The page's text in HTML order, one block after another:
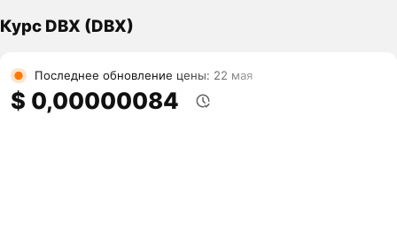
Курс DBX (DBX)
Последнее обновление цены: 22 мая
$ 0,00000084